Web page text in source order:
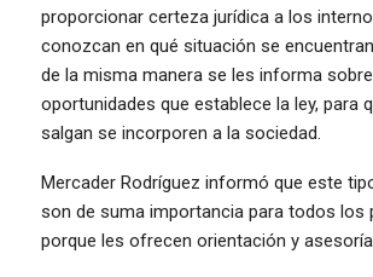
proporcionar certeza jurídica a los
conozcan en qué situación se
de la misma manera se les informa
oportunidades que establece la ley, para
salgan se incorporen a la sociedad.
Mercader Rodríguez informó que este
son de suma importancia para todos los
porque les ofrecen orientación y asesoría